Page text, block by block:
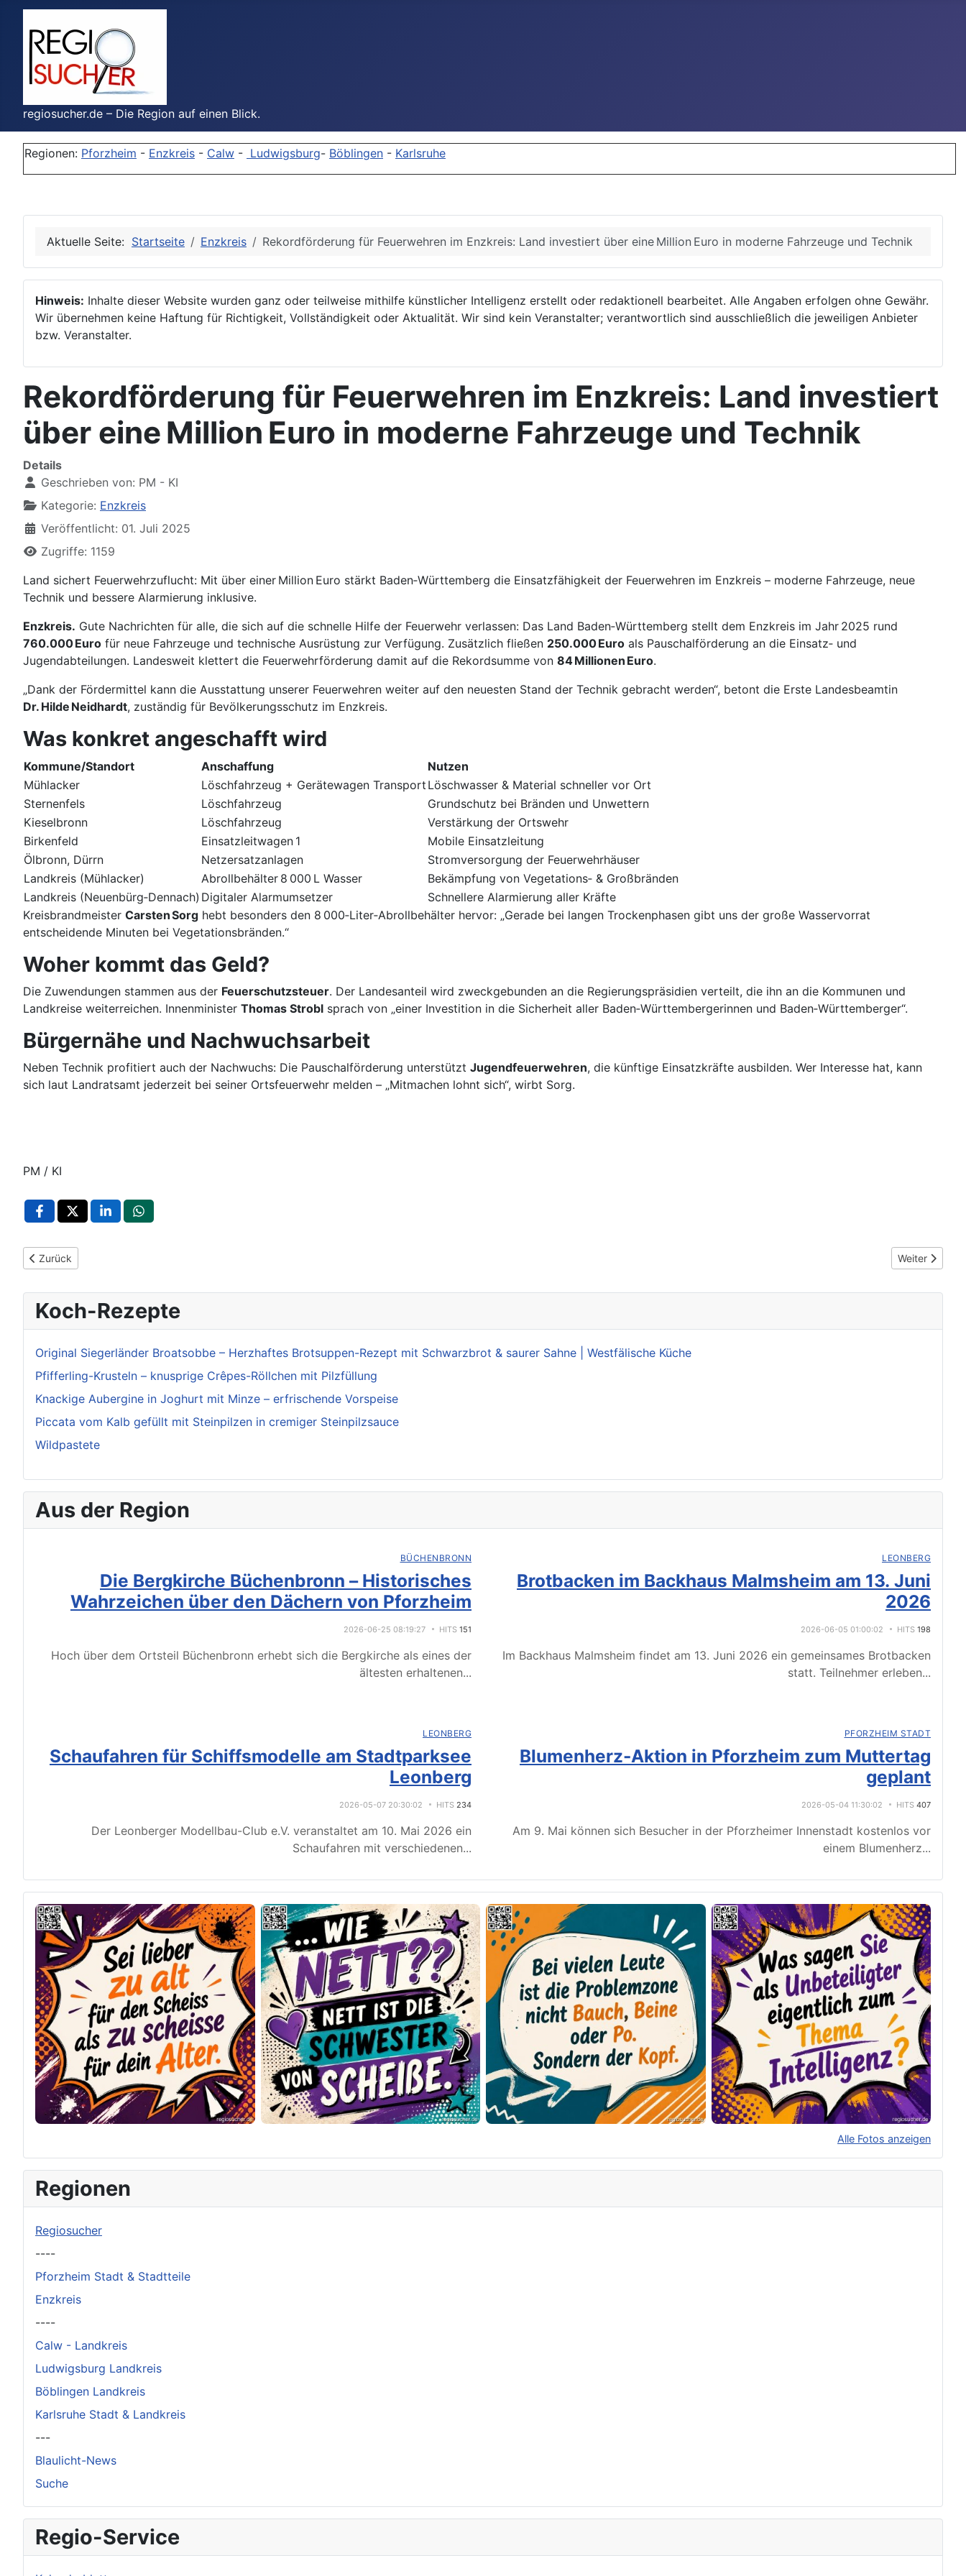
regiosucher.de – Die Region auf einen Blick.
Regionen: Pforzheim - Enzkreis - Calw - Ludwigsburg- Böblingen - Karlsruhe
Aktuelle Seite: Startseite Enzkreis Rekordförderung für Feuerwehren im Enzkreis: Land investiert über eine Million Euro in moderne Fahrzeuge und Technik
Hinweis: Inhalte dieser Website wurden ganz oder teilweise mithilfe künstlicher Intelligenz erstellt oder redaktionell bearbeitet. Alle Angaben erfolgen ohne Gewähr.
Wir übernehmen keine Haftung für Richtigkeit, Vollständigkeit oder Aktualität. Wir sind kein Veranstalter; verantwortlich sind ausschließlich die jeweiligen Anbieter
bzw. Veranstalter.
Rekordförderung für Feuerwehren im Enzkreis: Land investiert
über eine Million Euro in moderne Fahrzeuge und Technik
Details
Geschrieben von: PM - KI
Kategorie: Enzkreis
Veröffentlicht: 01. Juli 2025
Zugriffe: 1159
Land sichert Feuerwehrzuflucht: Mit über einer Million Euro stärkt Baden‑Württemberg die Einsatzfähigkeit der Feuerwehren im Enzkreis – moderne Fahrzeuge, neue
Technik und bessere Alarmierung inklusive.
Enzkreis. Gute Nachrichten für alle, die sich auf die schnelle Hilfe der Feuerwehr verlassen: Das Land Baden‑Württemberg stellt dem Enzkreis im Jahr 2025 rund
760.000 Euro für neue Fahrzeuge und technische Ausrüstung zur Verfügung. Zusätzlich fließen 250.000 Euro als Pauschalförderung an die Einsatz‑ und
Jugendabteilungen. Landesweit klettert die Feuerwehrförderung damit auf die Rekordsumme von 84 Millionen Euro.
„Dank der Fördermittel kann die Ausstattung unserer Feuerwehren weiter auf den neuesten Stand der Technik gebracht werden“, betont die Erste Landesbeamtin
Dr. Hilde Neidhardt, zuständig für Bevölkerungsschutz im Enzkreis.
Was konkret angeschafft wird
Kommune/Standort Anschaffung
Nutzen
Mühlacker
Löschfahrzeug + Gerätewagen Transport Löschwasser & Material schneller vor Ort
Sternenfels
Löschfahrzeug
Grundschutz bei Bränden und Unwettern
Kieselbronn
Löschfahrzeug
Verstärkung der Ortswehr
Birkenfeld
Einsatzleitwagen 1
Mobile Einsatzleitung
Ölbronn, Dürrn
Netzersatzanlagen
Stromversorgung der Feuerwehrhäuser
Landkreis (Mühlacker)
Abrollbehälter 8 000 L Wasser
Bekämpfung von Vegetations‑ & Großbränden
Landkreis (Neuenbürg‑Dennach) Digitaler Alarmumsetzer
Schnellere Alarmierung aller Kräfte
Kreisbrandmeister Carsten Sorg hebt besonders den 8 000‑Liter‑Abrollbehälter hervor: „Gerade bei langen Trockenphasen gibt uns der große Wasservorrat
entscheidende Minuten bei Vegetationsbränden.“
Woher kommt das Geld?
Die Zuwendungen stammen aus der Feuerschutzsteuer. Der Landesanteil wird zweckgebunden an die Regierungspräsidien verteilt, die ihn an die Kommunen und
Landkreise weiterreichen. Innenminister Thomas Strobl sprach von „einer Investition in die Sicherheit aller Baden‑Württembergerinnen und Baden‑Württemberger“.
Bürgernähe und Nachwuchsarbeit
Neben Technik profitiert auch der Nachwuchs: Die Pauschalförderung unterstützt Jugendfeuerwehren, die künftige Einsatzkräfte ausbilden. Wer Interesse hat, kann
sich laut Landratsamt jederzeit bei seiner Ortsfeuerwehr melden – „Mitmachen lohnt sich“, wirbt Sorg.
PM / KI
Vorheriger Beitrag: Hitze‑Maßnahme: Müllabfuhr im Enzkreis rollt jetzt schon ab 5 Uhr 30 Uhr morgens
Zurück Nächster
Weiter
Koch-Rezepte
Original Siegerländer Broatsobbe – Herzhaftes Brotsuppen-Rezept mit Schwarzbrot & saurer Sahne | Westfälische Küche
Pfifferling-Krusteln – knusprige Crêpes-Röllchen mit Pilzfüllung
Knackige Aubergine in Joghurt mit Minze – erfrischende Vorspeise
Piccata vom Kalb gefüllt mit Steinpilzen in cremiger Steinpilzsauce
Wildpastete
Aus der Region
BÜCHENBRONN
Die Bergkirche Büchenbronn – Historisches
Wahrzeichen über den Dächern von Pforzheim
2026-06-25 08:19:27 HITS 151
Hoch über dem Ortsteil Büchenbronn erhebt sich die Bergkirche als eines der
ältesten erhaltenen...
LEONBERG
Brotbacken im Backhaus Malmsheim am 13. Juni
2026
2026-06-05 01:00:02 HITS 198
Im Backhaus Malmsheim findet am 13. Juni 2026 ein gemeinsames Brotbacken
statt. Teilnehmer erleben...
LEONBERG
Schaufahren für Schiffsmodelle am Stadtparksee
Leonberg
2026-05-07 20:30:02 HITS 234
Der Leonberger Modellbau-Club e.V. veranstaltet am 10. Mai 2026 ein
Schaufahren mit verschiedenen...
PFORZHEIM STADT
Blumenherz-Aktion in Pforzheim zum Muttertag
geplant
2026-05-04 11:30:02 HITS 407
Am 9. Mai können sich Besucher in der Pforzheimer Innenstadt kostenlos vor
einem Blumenherz...
Alle Fotos anzeigen
Original herunterladen
Regionen
Regiosucher
----
Pforzheim Stadt & Stadtteile
Enzkreis
----
Calw - Landkreis
Ludwigsburg Landkreis
Böblingen Landkreis
Karlsruhe Stadt & Landkreis
---
Blaulicht-News
Suche
Regio-Service